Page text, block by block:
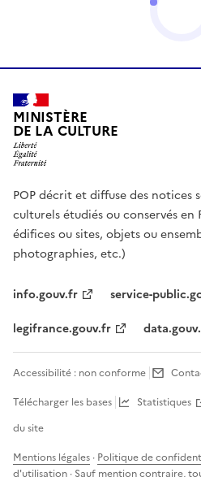
MINISTÈRE
DE LA CULTURE
POP décrit et diffuse des notices
culturels étudiés ou conservés
édifices ou sites, objets ou
photographies, etc.)
info.gouv.fr
service-
legifrance.gouv.fr
Accessibilité : non conforme
Télécharger les bases
Statistiques
du site
Mentions légales · Politique de
d'utilisation · Sauf mention contraire,